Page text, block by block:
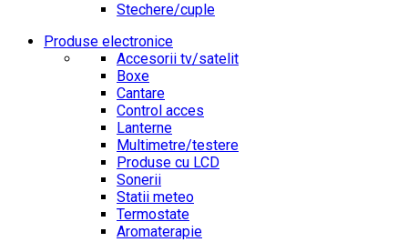
Stechere/cuple
Produse electronice
Accesorii tv/satelit
Boxe
Cantare
Control acces
Lanterne
Multimetre/testere
Produse cu LCD
Sonerii
Statii meteo
Termostate
Aromaterapie